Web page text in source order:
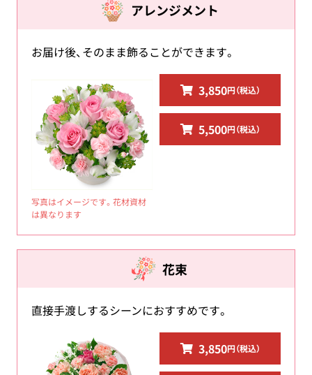
アレンジメント
お届け後、そのまま飾ることができます。
写真はイメージです。花材資材
は異なります
3,850円（税込）
5,500円（税込）
花束
直接手渡しするシーンにおすすめです。
3,850円（税込）